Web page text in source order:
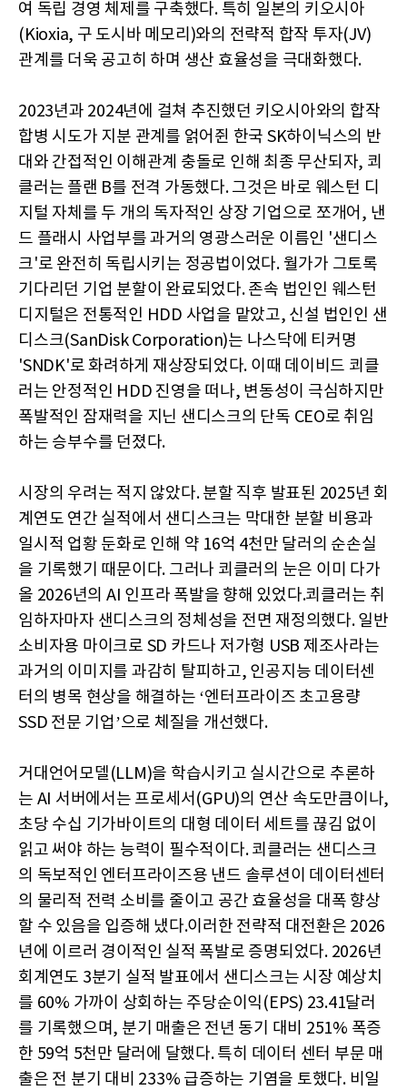
여 독립 경영 체제를 구축했다. 특히 일본의 키오시아
(Kioxia, 구 도시바 메모리)와의 전략적 합작 투자(JV)
관계를 더욱 공고히 하며 생산 효율성을 극대화했다.
2023년과 2024년에 걸쳐 추진했던 키오시아와의 합작
합병 시도가 지분 관계를 얽어쥔 한국 SK하이닉스의 반
대와 간접적인 이해관계 충돌로 인해 최종 무산되자, 쾨
클러는 플랜 B를 전격 가동했다. 그것은 바로 웨스턴 디
지털 자체를 두 개의 독자적인 상장 기업으로 쪼개어, 낸
드 플래시 사업부를 과거의 영광스러운 이름인 '샌디스
크'로 완전히 독립시키는 정공법이었다. 월가가 그토록
기다리던 기업 분할이 완료되었다. 존속 법인인 웨스턴
디지털은 전통적인 HDD 사업을 맡았고, 신설 법인인 샌
디스크(SanDisk Corporation)는 나스닥에 티커명
'SNDK'로 화려하게 재상장되었다. 이때 데이비드 쾨클
러는 안정적인 HDD 진영을 떠나, 변동성이 극심하지만
폭발적인 잠재력을 지닌 샌디스크의 단독 CEO로 취임
하는 승부수를 던졌다.
시장의 우려는 적지 않았다. 분할 직후 발표된 2025년 회
계연도 연간 실적에서 샌디스크는 막대한 분할 비용과
일시적 업황 둔화로 인해 약 16억 4천만 달러의 순손실
을 기록했기 때문이다. 그러나 쾨클러의 눈은 이미 다가
올 2026년의 AI 인프라 폭발을 향해 있었다.쾨클러는 취
임하자마자 샌디스크의 정체성을 전면 재정의했다. 일반
소비자용 마이크로 SD 카드나 저가형 USB 제조사라는
과거의 이미지를 과감히 탈피하고, 인공지능 데이터센
터의 병목 현상을 해결하는 ‘엔터프라이즈 초고용량
SSD 전문 기업’으로 체질을 개선했다.
거대언어모델(LLM)을 학습시키고 실시간으로 추론하
는 AI 서버에서는 프로세서(GPU)의 연산 속도만큼이나,
초당 수십 기가바이트의 대형 데이터 세트를 끊김 없이
읽고 써야 하는 능력이 필수적이다. 쾨클러는 샌디스크
의 독보적인 엔터프라이즈용 낸드 솔루션이 데이터센터
의 물리적 전력 소비를 줄이고 공간 효율성을 대폭 향상
할 수 있음을 입증해 냈다.이러한 전략적 대전환은 2026
년에 이르러 경이적인 실적 폭발로 증명되었다. 2026년
회계연도 3분기 실적 발표에서 샌디스크는 시장 예상치
를 60% 가까이 상회하는 주당순이익(EPS) 23.41달러
를 기록했으며, 분기 매출은 전년 동기 대비 251% 폭증
한 59억 5천만 달러에 달했다. 특히 데이터 센터 부문 매
출은 전 분기 대비 233% 급증하는 기염을 토했다. 비일